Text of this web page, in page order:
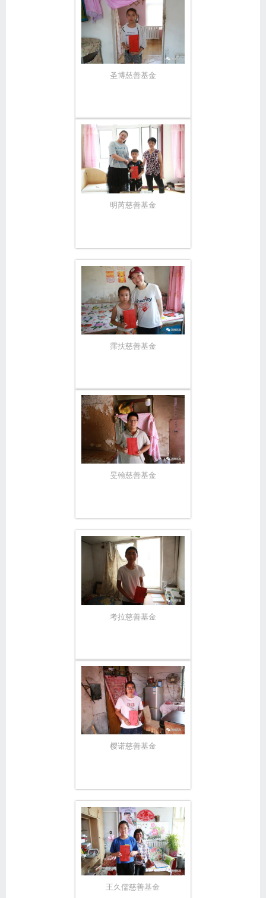
圣博慈善基金
明芮慈善基金
霈扶慈善基金
旻翰慈善基金
考拉慈善基金
樱诺慈善基金
王久儒慈善基金